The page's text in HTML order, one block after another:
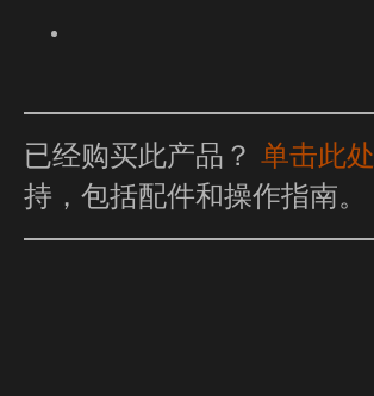
已经购买此产品？ 单击此处
持，包括配件和操作指南。